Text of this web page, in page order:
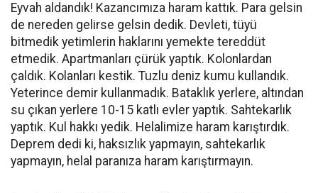
Eyvah aldandık! Kazancımıza haram kattık. Para gelsin
de nereden gelirse gelsin dedik. Devleti, tüyü
bitmedik yetimlerin haklarını yemekte tereddüt
etmedik. Apartmanları çürük yaptık. Kolonlardan
çaldık. Kolanları kestik. Tuzlu deniz kumu kullandık.
Yeterince demir kullanmadık. Bataklık yerlere, altından
su çıkan yerlere 10-15 katlı evler yaptık. Sahtekarlık
yaptık. Kul hakkı yedik. Helalimize haram karıştırdık.
Deprem dedi ki, haksızlık yapmayın, sahtekarlık
yapmayın, helal paranıza haram karıştırmayın.